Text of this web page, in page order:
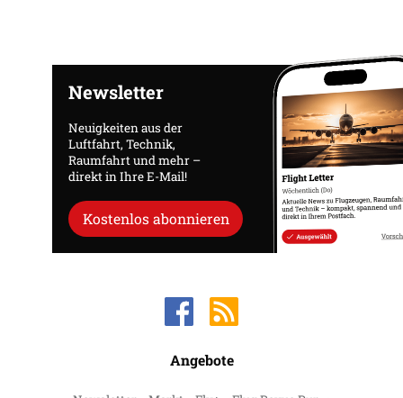
Newsletter
Neuigkeiten aus der
Luftfahrt, Technik,
Raumfahrt und mehr –
direkt in Ihre E-Mail!
Kostenlos abonnieren
Angebote